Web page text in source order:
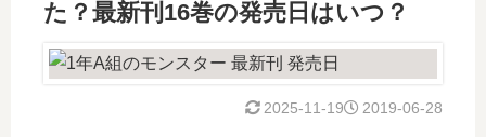
た？最新刊16巻の発売日はいつ？
2019-06-28
2025-11-19